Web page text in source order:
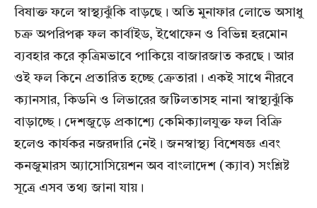
বিষাক্ত ফলে স্বাস্থ্যঝুঁকি বাড়ছে। অতি মুনাফার লোভে অসাধু
চক্র অপরিপক্ব ফল কার্বাইড, ইথোফেন ও বিভিন্ন হরমোন
ব্যবহার করে কৃত্রিমভাবে পাকিয়ে বাজারজাত করছে। আর
ওই ফল কিনে প্রতারিত হচ্ছে ক্রেতারা। একই সাথে নীরবে
ক্যানসার, কিডনি ও লিভারের জটিলতাসহ নানা স্বাস্থ্যঝুঁকি
বাড়াচ্ছে। দেশজুড়ে প্রকাশ্যে কেমিক্যালযুক্ত ফল বিক্রি
হলেও কার্যকর নজরদারি নেই। জনস্বাস্থ্য বিশেষজ্ঞ এবং
কনজুমারস অ্যাসোসিয়েশন অব বাংলাদেশ (ক্যাব) সংশ্লিষ্ট
সূত্রে এসব তথ্য জানা যায়।